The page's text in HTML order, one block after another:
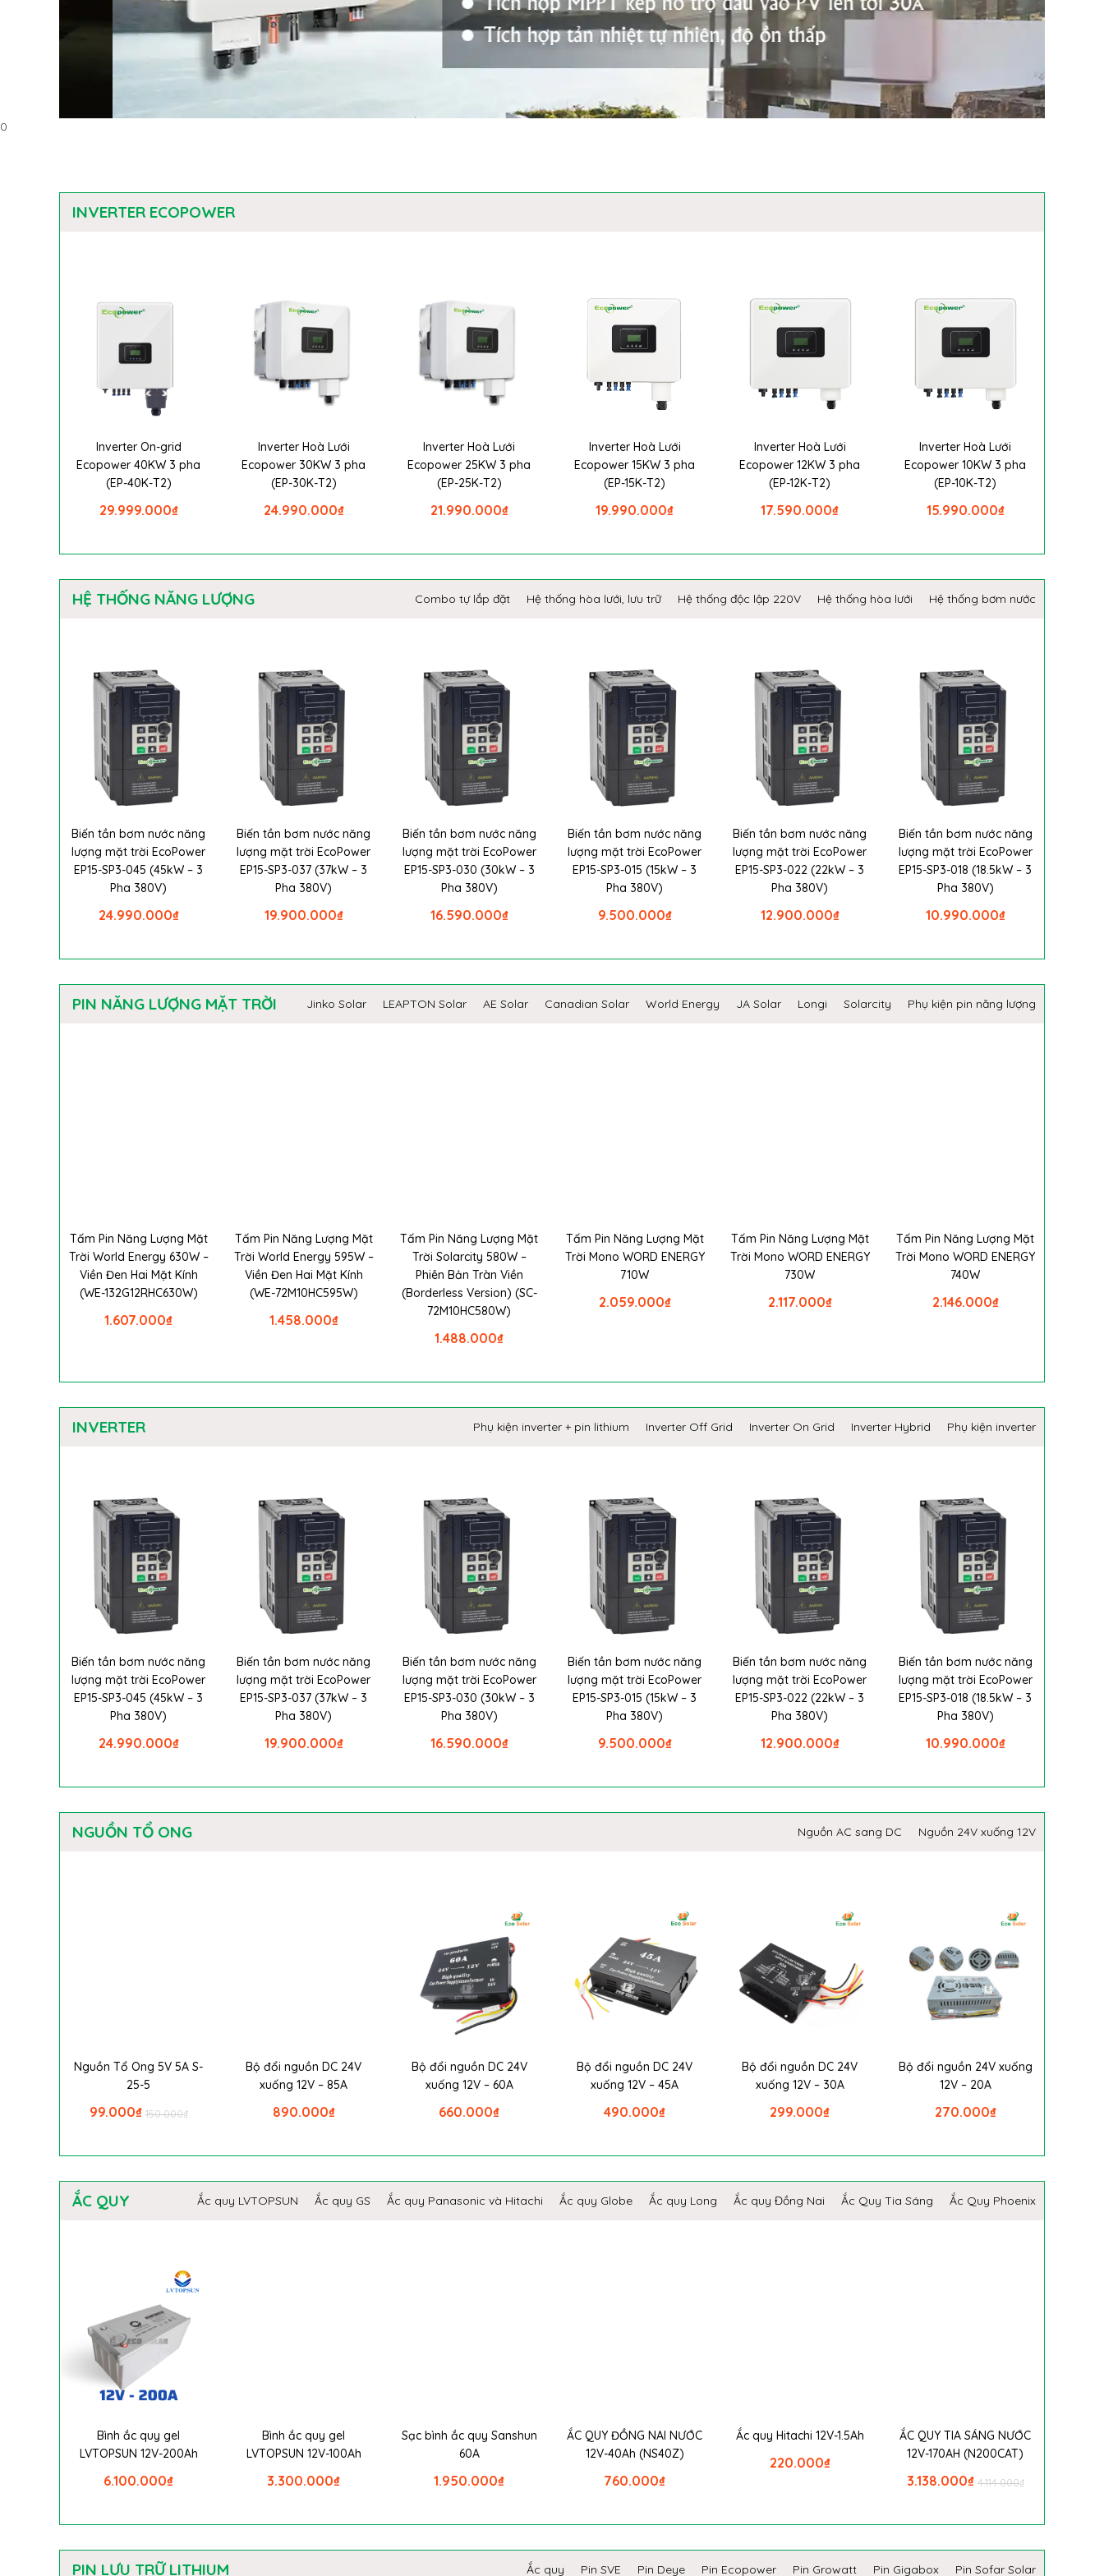
0
INVERTER ECOPOWER
Inverter On-grid
Ecopower 40KW 3 pha
(EP-40K-T2)
₫
29.999.000
Inverter Hoà Lưới
Ecopower 30KW 3 pha
(EP-30K-T2)
₫
24.990.000
Inverter Hoà Lưới
Ecopower 25KW 3 pha
(EP-25K-T2)
₫
21.990.000
Inverter Hoà Lưới
Ecopower 15KW 3 pha
(EP-15K-T2)
₫
19.990.000
Inverter Hoà Lưới
Ecopower 12KW 3 pha
(EP-12K-T2)
₫
17.590.000
Inverter Hoà Lưới
Ecopower 10KW 3 pha
(EP-10K-T2)
₫
15.990.000
HỆ THỐNG NĂNG LƯỢNG Combo tự lắp đặt Hệ thống hòa lưới, lưu trữ Hệ thống độc lập 220V Hệ thống hòa lưới Hệ thống bơm nước
Biến tần bơm nước năng
lượng mặt trời EcoPower
EP15-SP3-045 (45kW – 3
Pha 380V)
₫
24.990.000
Biến tần bơm nước năng
lượng mặt trời EcoPower
EP15-SP3-037 (37kW – 3
Pha 380V)
₫
19.900.000
Biến tần bơm nước năng
lượng mặt trời EcoPower
EP15-SP3-030 (30kW – 3
Pha 380V)
₫
16.590.000
Biến tần bơm nước năng
lượng mặt trời EcoPower
EP15-SP3-015 (15kW – 3
Pha 380V)
₫
9.500.000
Biến tần bơm nước năng
lượng mặt trời EcoPower
EP15-SP3-022 (22kW – 3
Pha 380V)
₫
12.900.000
Biến tần bơm nước năng
lượng mặt trời EcoPower
EP15-SP3-018 (18.5kW – 3
Pha 380V)
₫
10.990.000
PIN NĂNG LƯỢNG MẶT TRỜI Jinko Solar LEAPTON Solar AE Solar Canadian Solar World Energy JA Solar Longi Solarcity Phụ kiện pin năng lượng
Tấm Pin Năng Lượng Mặt
Trời World Energy 630W –
Viền Đen Hai Mặt Kính
(WE-132G12RHC630W)
₫
1.607.000
Tấm Pin Năng Lượng Mặt
Trời World Energy 595W –
Viền Đen Hai Mặt Kính
(WE-72M10HC595W)
₫
1.458.000
Tấm Pin Năng Lượng Mặt
Trời Solarcity 580W –
Phiên Bản Tràn Viền
(Borderless Version) (SC-
72M10HC580W)
₫
1.488.000
Tấm Pin Năng Lượng Mặt
Trời Mono WORD ENERGY
710W
₫
2.059.000
Tấm Pin Năng Lượng Mặt
Trời Mono WORD ENERGY
730W
₫
2.117.000
Tấm Pin Năng Lượng Mặt
Trời Mono WORD ENERGY
740W
₫
2.146.000
INVERTER Phụ kiện inverter + pin lithium Inverter Off Grid Inverter On Grid Inverter Hybrid Phụ kiện inverter
Biến tần bơm nước năng
lượng mặt trời EcoPower
EP15-SP3-045 (45kW – 3
Pha 380V)
₫
24.990.000
Biến tần bơm nước năng
lượng mặt trời EcoPower
EP15-SP3-037 (37kW – 3
Pha 380V)
₫
19.900.000
Biến tần bơm nước năng
lượng mặt trời EcoPower
EP15-SP3-030 (30kW – 3
Pha 380V)
₫
16.590.000
Biến tần bơm nước năng
lượng mặt trời EcoPower
EP15-SP3-015 (15kW – 3
Pha 380V)
₫
9.500.000
Biến tần bơm nước năng
lượng mặt trời EcoPower
EP15-SP3-022 (22kW – 3
Pha 380V)
₫
12.900.000
Biến tần bơm nước năng
lượng mặt trời EcoPower
EP15-SP3-018 (18.5kW – 3
Pha 380V)
₫
10.990.000
NGUỒN TỔ ONG Nguồn AC sang DC Nguồn 24V xuống 12V
Nguồn Tổ Ong 5V 5A S-
25-5
₫
150.000
₫
99.000
Bộ đổi nguồn DC 24V
xuống 12V – 85A
₫
890.000
Bộ đổi nguồn DC 24V
xuống 12V – 60A
₫
660.000
Bộ đổi nguồn DC 24V
xuống 12V – 45A
₫
490.000
Bộ đổi nguồn DC 24V
xuống 12V – 30A
₫
299.000
Bộ đổi nguồn 24V xuống
12V – 20A
₫
270.000
ẮC QUY Ắc quy LVTOPSUN Ắc quy GS Ắc quy Panasonic và Hitachi Ắc quy Globe Ắc quy Long Ắc quy Đồng Nai Ắc Quy Tia Sáng Ắc Quy Phoenix
Bình ắc quy gel
LVTOPSUN 12V-200Ah
₫
6.100.000
Bình ắc quy gel
LVTOPSUN 12V-100Ah
₫
3.300.000
Sạc bình ắc quy Sanshun
60A
₫
1.950.000
ẮC QUY ĐỒNG NAI NƯỚC
12V-40Ah (NS40Z)
₫
760.000
Ắc quy Hitachi 12V-1.5Ah
₫
220.000
ẮC QUY TIA SÁNG NƯỚC
12V-170AH (N200CAT)
₫
4.114.000
₫
3.138.000
PIN LƯU TRỮ LITHIUM Ắc quy Pin SVE Pin Deye Pin Ecopower Pin Growatt Pin Gigabox Pin Sofar Solar